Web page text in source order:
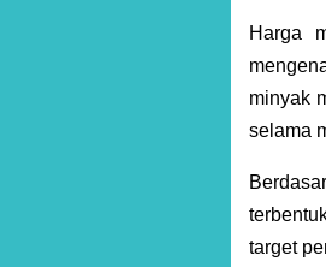
Harga
minyak
selama
target